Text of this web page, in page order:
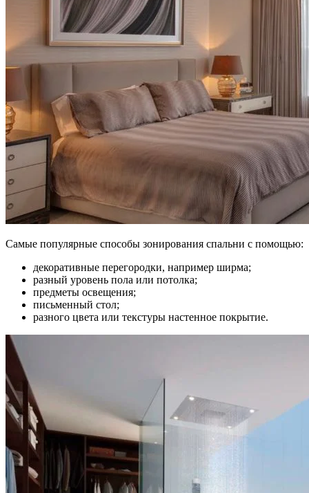
Самые популярные способы зонирования спальни с помощью:
декоративные перегородки, например ширма;
разный уровень пола или потолка;
предметы освещения;
письменный стол;
разного цвета или текстуры настенное покрытие.